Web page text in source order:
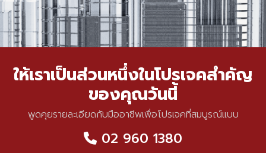
ให้เราเป็นส่วนหนึ่งในโปรเจคสำคัญ
ของคุณวันนี้
พูดคุยรายละเอียดกับมืออาชีพเพื่อโปรเจคที่สมบูรณ์แบบ
02 960 1380